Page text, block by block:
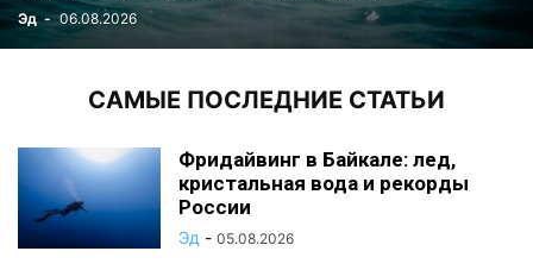
Эд - 06.08.2026
САМЫЕ ПОСЛЕДНИЕ СТАТЬИ
Фридайвинг в Байкале: лед,
кристальная вода и рекорды
России
Эд - 05.08.2026